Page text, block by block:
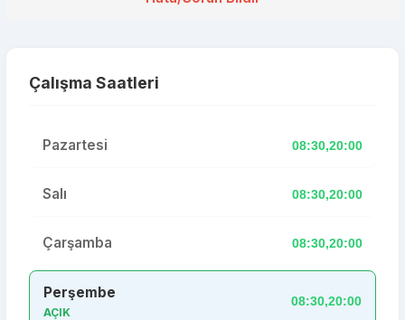
Çalışma Saatleri
Pazartesi 08:30,20:00
Salı 08:30,20:00
Çarşamba 08:30,20:00
Perşembe
AÇIK
08:30,20:00